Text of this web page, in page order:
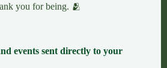
you for being. 🫂
events sent directly to your